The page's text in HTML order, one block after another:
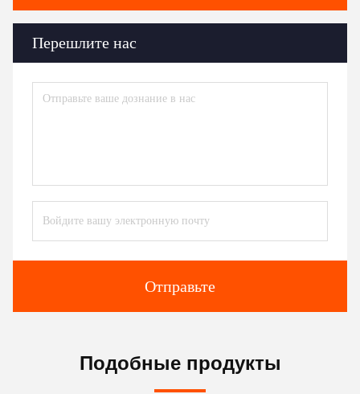
Перешлите нас
Отправьте
Подобные продукты